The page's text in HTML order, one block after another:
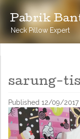
Pabrik
Neck Pillow Expert
sarung-
Published 12/09/2017